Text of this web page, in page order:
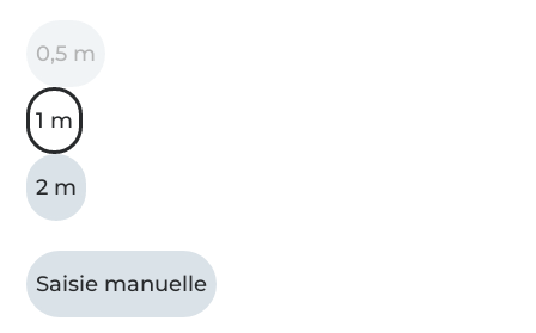
0,5 m
1 m
2 m
Saisie manuelle